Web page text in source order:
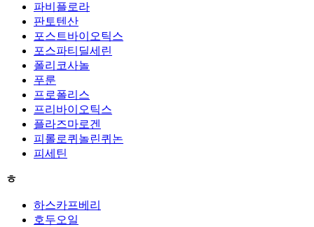
파비플로라
판토텐산
포스트바이오틱스
포스파티딜세린
폴리코사놀
푸룬
프로폴리스
프리바이오틱스
플라즈마로겐
피롤로퀴놀린퀴논
피세틴
ㅎ
하스카프베리
호두오일